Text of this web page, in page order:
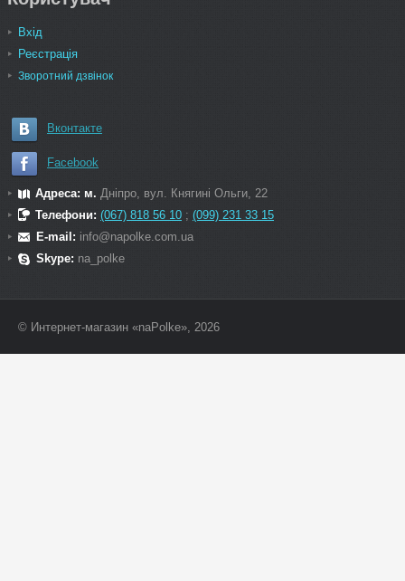
Вхід
Реєстрація
Зворотний дзвінок
Вконтакте
Facebook
Адреса: м. Дніпро, вул. Княгині Ольги, 22
Телефони: (067) 818 56 10 ; (099) 231 33 15
E-mail: info@napolke.com.ua
Skype: na_polke
© Интернет-магазин «naPolke», 2026